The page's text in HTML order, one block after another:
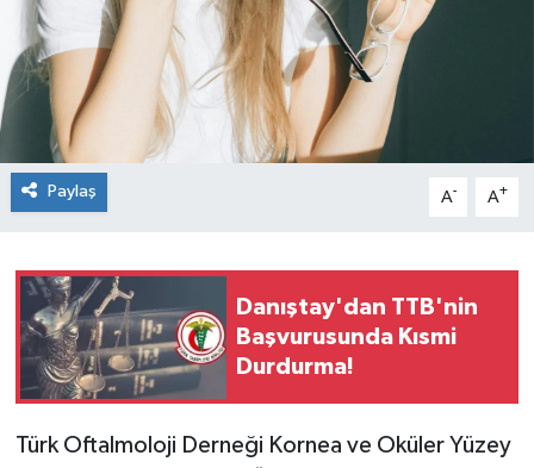
Paylaş A- A+
Danıştay'dan TTB'nin
Başvurusunda Kısmi
Durdurma!
Türk Oftalmoloji Derneği Kornea ve Oküler Yüzey